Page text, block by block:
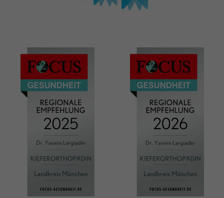
TYPO3
Enthält die gewählten Tracking-Optin-
Einstellungen.